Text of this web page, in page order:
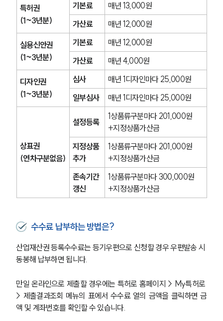
지식재산권전문변호사
소식/자료
언론보도
공지사항
법률 블로그
법률서식
뉴스레터/브로슈어
세미나
대륜법률상담예약
대륜법률상담예약
특허권
(1~3년분)
기본료
매년 13,000원
가산료
매년 12,000원
실용신안권
(1~3년분)
기본료
매년 12,000원
가산료
매년 4,000원
디자인권
(1~3년분)
심사
매년 1디자인마다 25,000원
일부심사
매년 1디자인마다 25,000원
상표권
(연차구분없음)
설정등록
1상품류구분마다 201,000원
+지정상품가산금
지정상품
추가
1상품류구분마다 201,000원
+지정상품가산금
존속기간
갱신
1상품류구분마다 300,000원
+지정상품가산금
수수료 납부하는 방법은?
산업재산권 등록수수료는 등기우편으로 신청할 경우 우편발송 시
동봉해 납부하면 됩니다.
만일 온라인으로 제출할 경우에는 특허로 홈페이지 > My특허로
> 제출결과조회 메뉴의 표에서 수수료 열의 금액을 클릭하면 금
액 및 계좌번호를 확인할 수 있습니다.